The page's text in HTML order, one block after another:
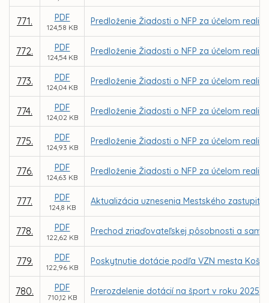
771. PDF
124,58 KB
Predloženie Žiadosti o NFP za účelom
772. PDF
124,54 KB
Predloženie Žiadosti o NFP za účelom
773. PDF
124,04 KB
Predloženie Žiadosti o NFP za účelom
774. PDF
124,02 KB
Predloženie Žiadosti o NFP za účelom
775. PDF
124,93 KB
Predloženie Žiadosti o NFP za účelom
776. PDF
124,63 KB
Predloženie Žiadosti o NFP za účelom
777. PDF
124,8 KB
Aktualizácia uznesenia Mestského
778. PDF
122,62 KB
Prechod zriaďovateľskej pôsobnosti a
779. PDF
122,96 KB
Poskytnutie dotácie podľa VZN mesta
780. PDF
710,12 KB
Prerozdelenie dotácií na šport v roku 2025